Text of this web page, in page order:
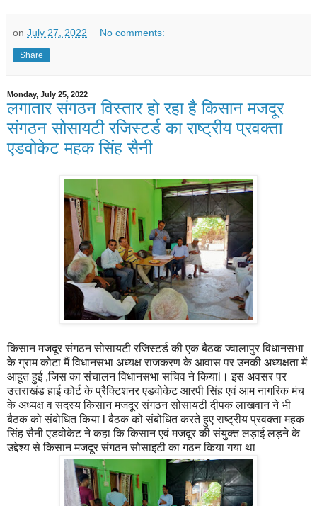
on July 27, 2022 No comments:
Share
Monday, July 25, 2022
लगातार संगठन विस्तार हो रहा है किसान मजदूर
संगठन सोसायटी रजिस्टर्ड का राष्ट्रीय प्रवक्ता
एडवोकेट महक सिंह सैनी
किसान मजदूर संगठन सोसायटी रजिस्टर्ड की एक बैठक ज्वालापुर विधानसभा
के ग्राम कोटा मैं विधानसभा अध्यक्ष राजकरण के आवास पर उनकी अध्यक्षता में
आहूत हुई ,जिस का संचालन विधानसभा सचिव ने कियाl। इस अवसर पर
उत्तराखंड हाई कोर्ट के प्रैक्टिशनर एडवोकेट आरपी सिंह एवं आम नागरिक मंच
के अध्यक्ष व सदस्य किसान मजदूर संगठन सोसायटी दीपक लाखवान ने भी
बैठक को संबोधित किया l बैठक को संबोधित करते हुए राष्ट्रीय प्रवक्ता महक
सिंह सैनी एडवोकेट ने कहा कि किसान एवं मजदूर की संयुक्त लड़ाई लड़ने के
उद्देश्य से किसान मजदूर संगठन सोसाइटी का गठन किया गया था